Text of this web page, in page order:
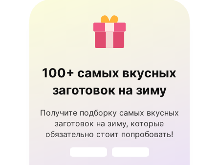
100+ самых вкусных
заготовок на зиму
Получите подборку самых вкусных
заготовок на зиму, которые
обязательно стоит попробовать!